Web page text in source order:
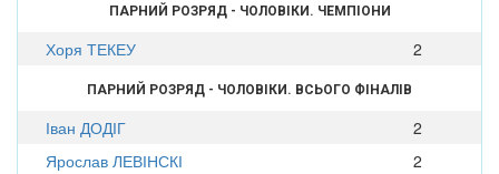
ПАРНИЙ РОЗРЯД - ЧОЛОВІКИ. ЧЕМПІОНИ
Хоря ТЕКЕУ 2
ПАРНИЙ РОЗРЯД - ЧОЛОВІКИ. ВСЬОГО ФІНАЛІВ
Іван ДОДІГ
2
Ярослав ЛЕВІНСКІ
2